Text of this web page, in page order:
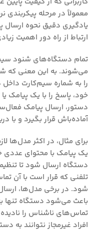
معمولاً در مرحله پیکربندی
یادگیری دقیق نحوه
ارتباط از راه دور اهمیت
تمام دستگاه‌های شنود
می‌شوند. به این معنی که
را به شماره سیم‌کارت
خود، پاسخ را با یک پیامک
دستور، ارسال پیامک
آماده‌باش قرار بگیرد و با
برای مثال، در اکثر
دستگاه ارسال شود تا
تلفنی که قرار است با آن
باعث می‌شود دستگاه
تماس‌های ناشناس را
افراد غیرمجاز نتوانند به